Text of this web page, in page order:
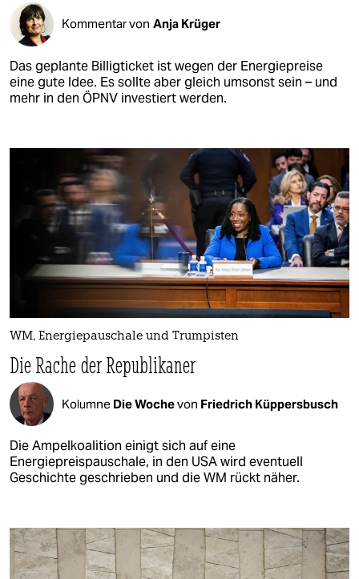
Kommentar von Anja Krüger
Das geplante Billigticket ist wegen der Energiepreise
eine gute Idee. Es sollte aber gleich umsonst sein – und
mehr in den ÖPNV investiert werden.
WM, Energiepauschale und Trumpisten
Die Rache der Republikaner
Kolumne Die Wochevon Friedrich Küppersbusch
Die Ampelkoalition einigt sich auf eine
Energiepreispauschale, in den USA wird eventuell
Geschichte geschrieben und die WM rückt näher.